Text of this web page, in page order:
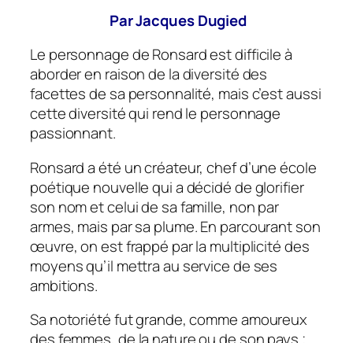
Par Jacques Dugied
Le personnage de Ronsard est difficile à
aborder en raison de la diversité des
facettes de sa personnalité, mais c’est aussi
cette diversité qui rend le personnage
passionnant.
Ronsard a été un créateur, chef d’une école
poétique nouvelle qui a décidé de glorifier
son nom et celui de sa famille, non par
armes, mais par sa plume. En parcourant son
œuvre, on est frappé par la multiplicité des
moyens qu’il mettra au service de ses
ambitions.
Sa notoriété fut grande, comme amoureux